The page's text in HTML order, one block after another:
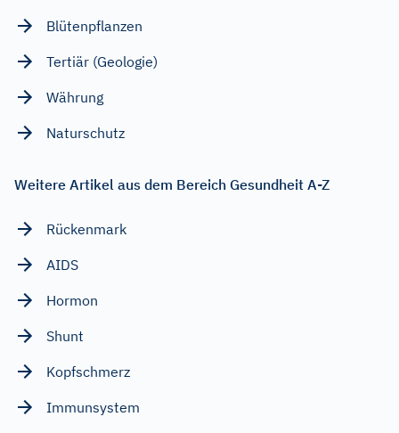
Blütenpflanzen
Tertiär (Geologie)
Währung
Naturschutz
Weitere Artikel aus dem Bereich Gesundheit A-Z
Rückenmark
AIDS
Hormon
Shunt
Kopfschmerz
Immunsystem